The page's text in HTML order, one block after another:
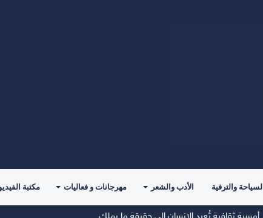
السياحة والترفية الأدب والشعر مهرجانات و فعاليات مكتبة